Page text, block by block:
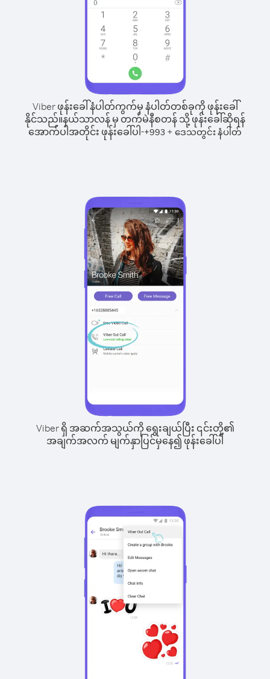
Viber ဖုန်းခေါ်နံပါတ်ကွက်မှ နံပါတ်တစ်ခုကို ဖုန်းခေါ်
နိုင်သည်။နယ်သာလန် မှ တက်မဲနီစတန် သို့ ဖုန်းခေါ်ဆိုရန်
အောက်ပါအတိုင်း ဖုန်းခေါ်ပါ-+993 + ဒေသတွင်း နံပါတ်
Viber ရှိ အဆက်အသွယ်ကို ရွေးချယ်ပြီး ၎င်းတို့၏
အချက်အလက် မျက်နှာပြင်မှနေ၍ ဖုန်းခေါ်ပါ